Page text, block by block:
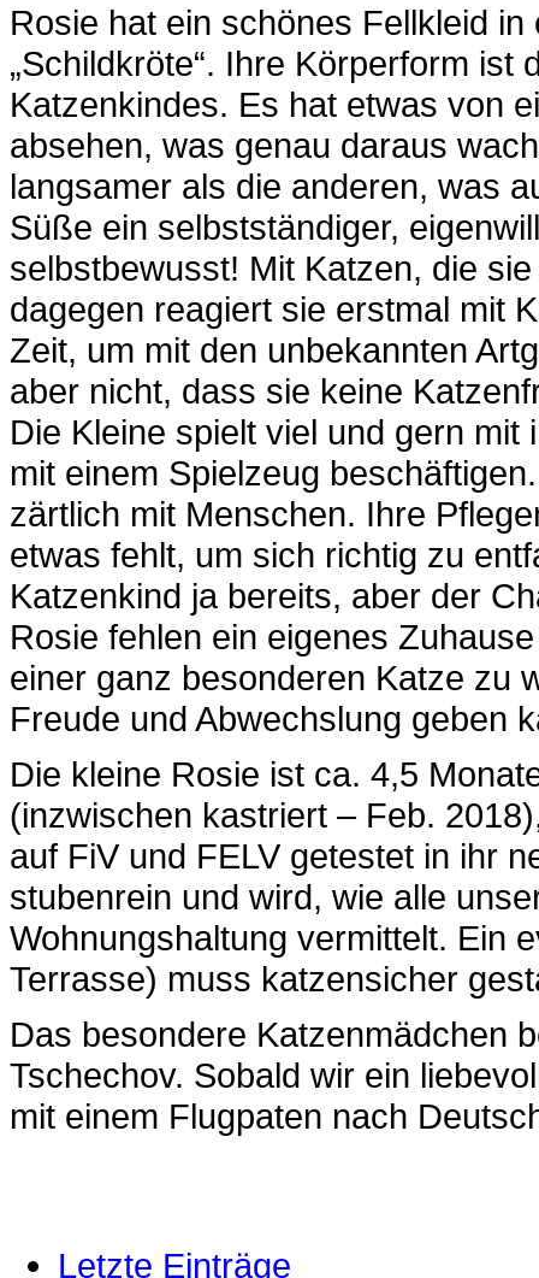
Rosie hat ein schönes Fellkleid
„Schildkröte“. Ihre Körperform ist
Katzenkindes. Es hat etwas von
absehen, was genau daraus
langsamer als die anderen, was
Süße ein selbstständiger,
selbstbewusst! Mit Katzen, die
dagegen reagiert sie erstmal mit
Zeit, um mit den unbekannten
aber nicht, dass sie keine
Die Kleine spielt viel und gern
mit einem Spielzeug
zärtlich mit Menschen. Ihre
etwas fehlt, um sich richtig zu
Katzenkind ja bereits, aber der
Rosie fehlen ein eigenes
einer ganz besonderen Katze zu
Freude und Abwechslung geben
Die kleine Rosie ist ca. 4,5
(inzwischen kastriert – Feb.
auf FiV und FELV getestet in ihr
stubenrein und wird, wie alle
Wohnungshaltung vermittelt. Ein
Terrasse) muss katzensicher
Das besondere Katzenmädchen
Tschechov. Sobald wir ein
mit einem Flugpaten nach
Letzte Einträge